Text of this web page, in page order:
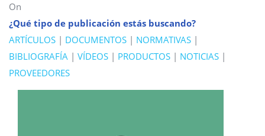
On
¿Qué tipo de publicación estás buscando?
ARTÍCULOS | DOCUMENTOS | NORMATIVAS |
BIBLIOGRAFÍA | VÍDEOS | PRODUCTOS | NOTICIAS |
PROVEEDORES